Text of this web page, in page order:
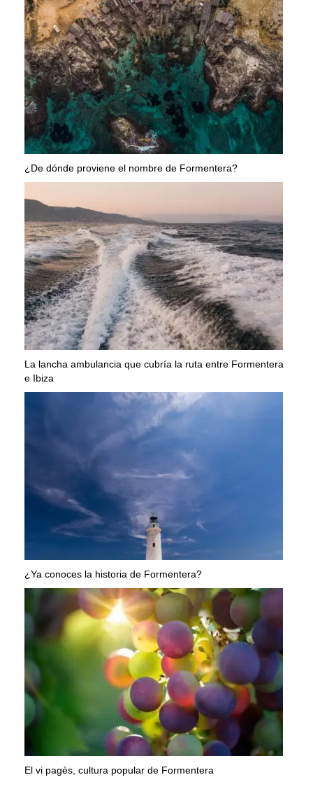
¿De dónde proviene el nombre de Formentera?
La lancha ambulancia que cubría la ruta entre Formentera
e Ibiza
¿Ya conoces la historia de Formentera?
El vi pagès, cultura popular de Formentera